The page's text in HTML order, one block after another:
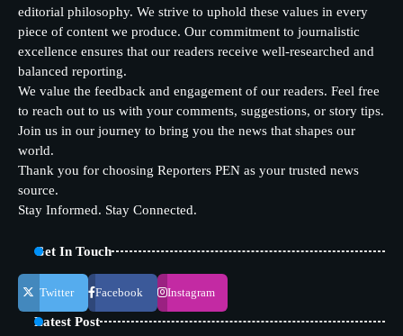
editorial philosophy. We strive to uphold these values in every
piece of content we produce. Our commitment to journalistic
excellence ensures that our readers receive well-researched and
balanced reporting.
We value the feedback and engagement of our readers. Feel free
to reach out to us with your comments, suggestions, or story tips.
Join us in our journey to bring you the news that shapes our
world.
Thank you for choosing Reporters PEN as your trusted news
source.
Stay Informed. Stay Connected.
Get In Touch
Twitter Facebook Instagram
Latest Post